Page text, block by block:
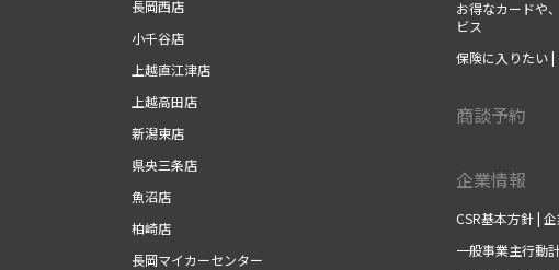
長岡西店
小千谷店
上越直江津店
上越高田店
新潟東店
県央三条店
魚沼店
柏崎店
長岡マイカーセンター
お得なカードや
ビス
保険に入りたい |
商談予約
企業情報
CSR基本方針 |
一般事業主行動